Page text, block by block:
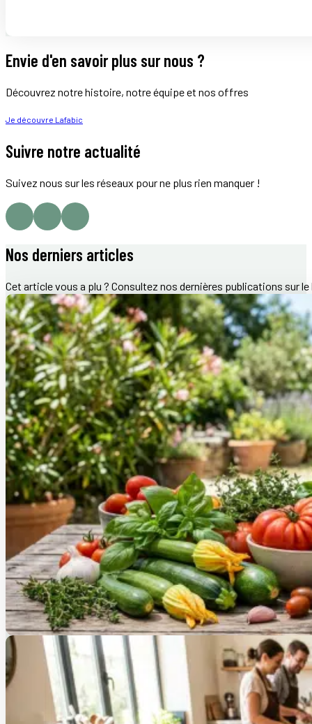
Envie d'en savoir plus sur nous ?
Découvrez notre histoire, notre équipe et nos offres
Je découvre Lafabic
Suivre notre actualité
Suivez nous sur les réseaux pour ne plus rien manquer !
Nos derniers articles
Cet article vous a plu ? Consultez nos dernières publications sur le
Recettes fraîcheur : les secrets d’une cuisine d’été
30 juillet 2026
CAP